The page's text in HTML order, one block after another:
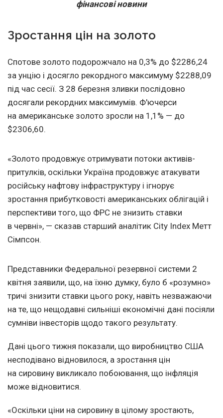
фінансові новини
Зростання цін на золото
Спотове золото подорожчало на 0,3% до $2286,24
за унцію і досягло рекордного максимуму $2288,09
під час сесії. З 28 березня зливки послідовно
досягали рекордних максимумів. Ф'ючерси
на американське золото зросли на 1,1% — до
$2306,60.
«Золото продовжує отримувати потоки активів-
притулків, оскільки Україна продовжує атакувати
російську нафтову інфраструктуру і ігнорує
зростання прибутковості американських облігацій і
перспективи того, що ФРС не знизить ставки
в червні», — сказав старший аналітик City Index Метт
Сімпсон.
Представники Федеральної резервної системи 2
квітня заявили, що, на їхню думку, було б «розумно»
тричі знизити ставки цього року, навіть незважаючи
на те, що нещодавні сильніші економічні дані посіяли
сумніви інвесторів щодо такого результату.
Дані цього тижня показали, що виробництво США
несподівано відновилося, а зростання цін
на сировину викликало побоювання, що інфляція
може відновитися.
«Оскільки ціни на сировину в цілому зростають,